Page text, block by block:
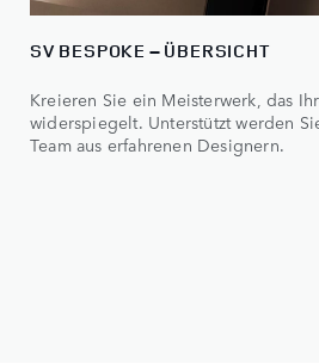
SV BESPOKE – ÜBERSICHT
Kreieren Sie ein Meisterwerk, das
widerspiegelt. Unterstützt werden
Team aus erfahrenen Designern.